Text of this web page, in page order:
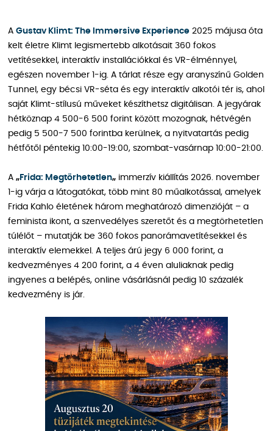
A Gustav Klimt: The Immersive Experience 2025 májusa óta
kelt életre Klimt legismertebb alkotásait 360 fokos
vetítésekkel, interaktív installációkkal és VR-élménnyel,
egészen november 1-ig. A tárlat része egy aranyszínű Golden
Tunnel, egy bécsi VR-séta és egy interaktív alkotói tér is, ahol
saját Klimt-stílusú műveket készíthetsz digitálisan. A jegyárak
hétköznap 4 500-6 500 forint között mozognak, hétvégén
pedig 5 500-7 500 forintba kerülnek, a nyitvatartás pedig
hétfőtől péntekig 10:00-19:00, szombat-vasárnap 10:00-21:00.
A „ Frida: Megtörhetetlen„ immerzív kiállítás 2026. november
1-ig várja a látogatókat, több mint 80 műalkotással, amelyek
Frida Kahlo életének három meghatározó dimenzióját – a
feminista ikont, a szenvedélyes szeretőt és a megtörhetetlen
túlélőt – mutatják be 360 fokos panorámavetítésekkel és
interaktív elemekkel. A teljes árú jegy 6 000 forint, a
kedvezményes 4 200 forint, a 4 éven aluliaknak pedig
ingyenes a belépés, online vásárlásnál pedig 10 százalék
kedvezmény is jár.